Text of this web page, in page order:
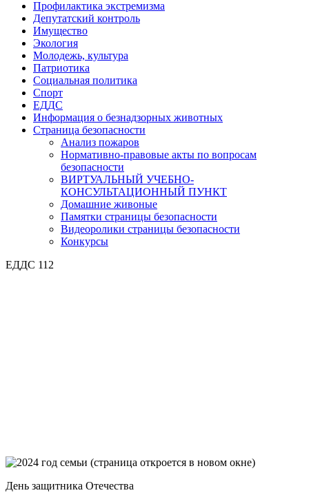
Профилактика экстремизма
Депутатский контроль
Имущество
Экология
Молодежь, культура
Патриотика
Социальная политика
Спорт
ЕДДС
Информация о безнадзорных животных
Страница безопасности
Анализ пожаров
Нормативно-правовые акты по вопросам
безопасности
ВИРТУАЛЬНЫЙ УЧЕБНО-
КОНСУЛЬТАЦИОННЫЙ ПУНКТ
Домашние живоные
Памятки страницы безопасности
Видеоролики страницы безопасности
Конкурсы
ЕДДС 112
День защитника Отечества